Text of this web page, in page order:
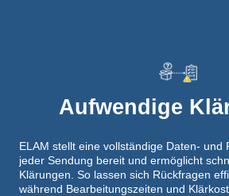
Aufwendige
ELAM stellt eine vollständige Daten- und
jeder Sendung bereit und ermöglicht
Klärungen. So lassen sich Rückfragen
während Bearbeitungszeiten und